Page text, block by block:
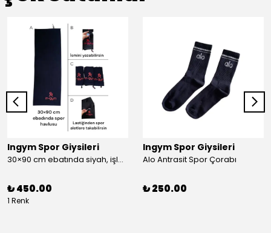
Ingym Spor Giysileri
30×90 cm ebatında siyah, işlemeli spor havlusu
₺ 450.00
1 Renk
Ingym Spor Giysileri
Alo Antrasit Spor Çorabı
₺ 250.00